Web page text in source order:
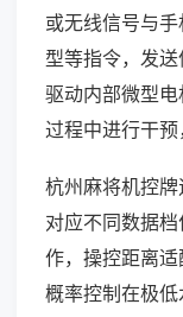
或无线信号与
型等指令，发
驱动内部微型
过程中进行干预
杭州麻将机控
对应不同数据
作，操控距离
概率控制在极低